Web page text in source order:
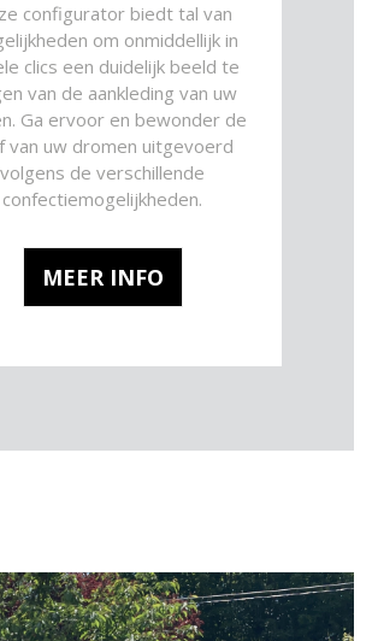
configurator biedt tal van
om onmiddellijk in
clics een duidelijk beeld te
van de aankleding van uw
Ga ervoor en bewonder de
van uw dromen uitgevoerd
volgens de verschillende
confectiemogelijkheden.
MEER INFO